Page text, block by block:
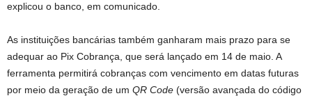
explicou o banco, em comunicado.
As instituições bancárias também ganharam mais prazo para se
adequar ao Pix Cobrança, que será lançado em 14 de maio. A
ferramenta permitirá cobranças com vencimento em datas futuras
por meio da geração de um QR Code (versão avançada do código